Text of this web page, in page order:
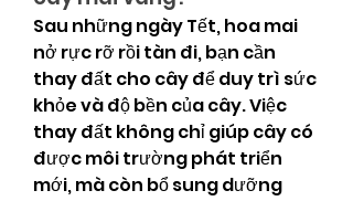
Sau những ngày Tết, hoa mai
nở rực rỡ rồi tàn đi, bạn cần
thay đất cho cây để duy trì sức
khỏe và độ bền của cây. Việc
thay đất không chỉ giúp cây có
được môi trường phát triển
mới, mà còn bổ sung dưỡng